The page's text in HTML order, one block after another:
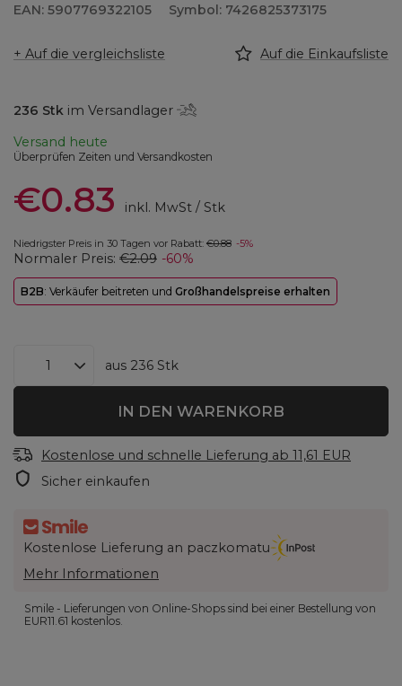
EAN: 5907769322105 Symbol: 7426825373175
+ Auf die vergleichsliste Auf die Einkaufsliste
236 Stk im Versandlager
Versand heute
Überprüfen Zeiten und Versandkosten
€0.83 inkl. MwSt/ Stk
Niedrigster Preis in 30 Tagen vor Rabatt: €0.88 -5%
Normaler Preis: €2.09 -60%
B2B: Verkäufer beitreten und Großhandelspreise erhalten
aus 236 Stk
IN DEN WARENKORB
Kostenlose und schnelle Lieferung ab 11,61 EUR
Sicher einkaufen
Kostenlose Lieferung an paczkomatu
Mehr Informationen
Smile - Lieferungen von Online-Shops sind bei einer Bestellung von
EUR11.61 kostenlos.